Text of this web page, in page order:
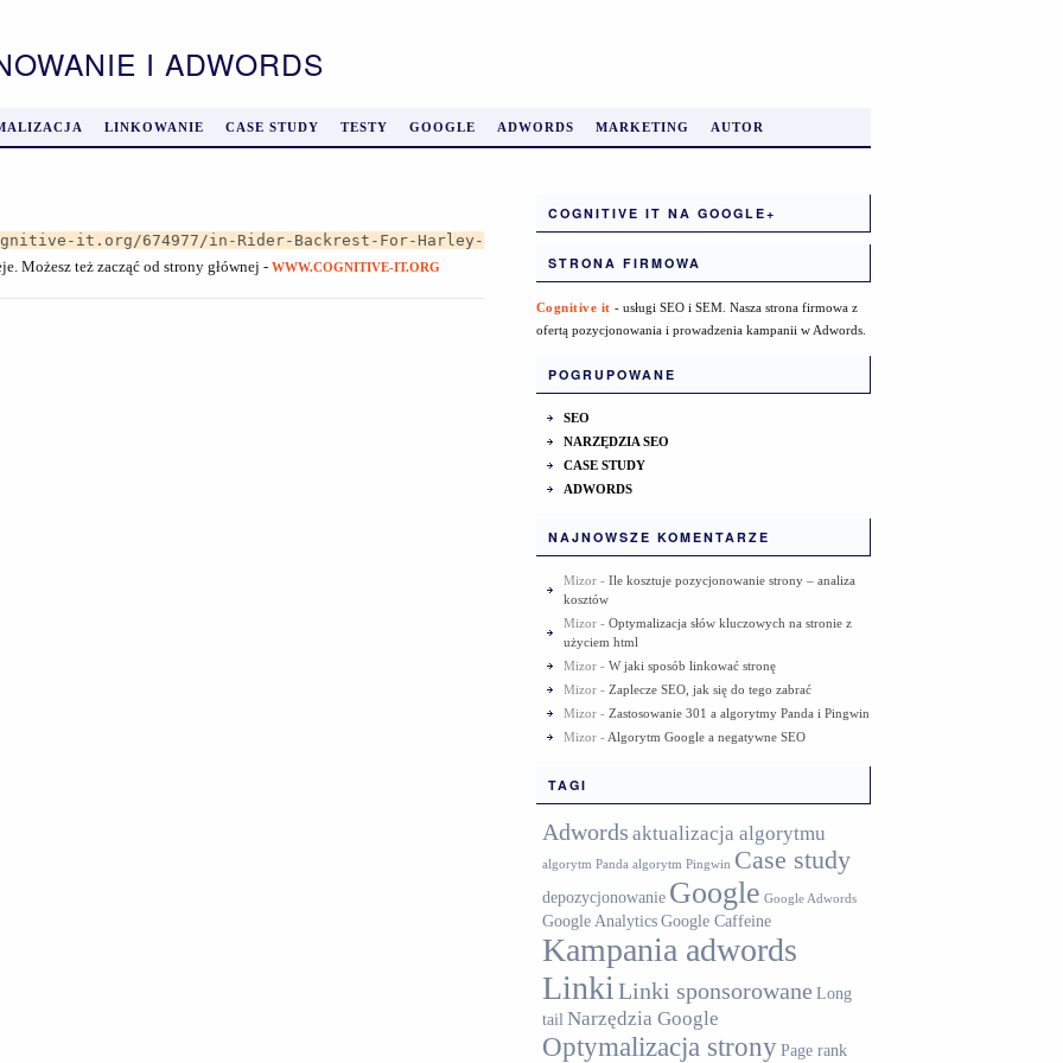
I ADWORDS
LINKOWANIE CASE STUDY TESTY GOOGLE ADWORDS MARKETING AUTOR
it.org/674977/in-Rider-Backrest-For-Harley-
Możesz też zacząć od strony głównej - WWW.COGNITIVE-IT.ORG
COGNITIVE IT NA GOOGLE+
STRONA FIRMOWA
Cognitive it - usługi SEO i SEM. Nasza strona firmowa z
ofertą pozycjonowania i prowadzenia kampanii w Adwords.
POGRUPOWANE
SEO
NARZĘDZIA SEO
CASE STUDY
ADWORDS
NAJNOWSZE KOMENTARZE
Mizor- Ile kosztuje pozycjonowanie strony – analiza
kosztów
Mizor- Optymalizacja słów kluczowych na stronie z
użyciem html
Mizor- W jaki sposób linkować stronę
Mizor- Zaplecze SEO, jak się do tego zabrać
Mizor- Zastosowanie 301 a algorytmy Panda i Pingwin
Mizor- Algorytm Google a negatywne SEO
TAGI
Adwords aktualizacja algorytmu
algorytm Panda algorytm Pingwin Case study
depozycjonowanie Google Google Adwords
Google AnalyticsGoogle Caffeine
Kampania adwords
Linki Linki sponsorowane Long
tail Narzędzia Google
Optymalizacja stronyPage rank